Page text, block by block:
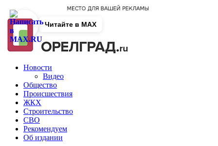
Новости
Видео
Общество
Происшествия
ЖКХ
Строительство
СВО
Рекомендуем
Об издании
Читайте в MAX